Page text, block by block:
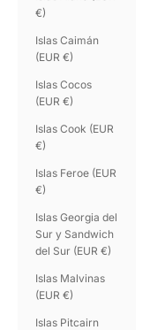
€)
Islas Caimán
(EUR €)
Islas Cocos
(EUR €)
Islas Cook (EUR
€)
Islas Feroe (EUR
€)
Islas Georgia del
Sur y Sandwich
del Sur (EUR €)
Islas Malvinas
(EUR €)
Islas Pitcairn